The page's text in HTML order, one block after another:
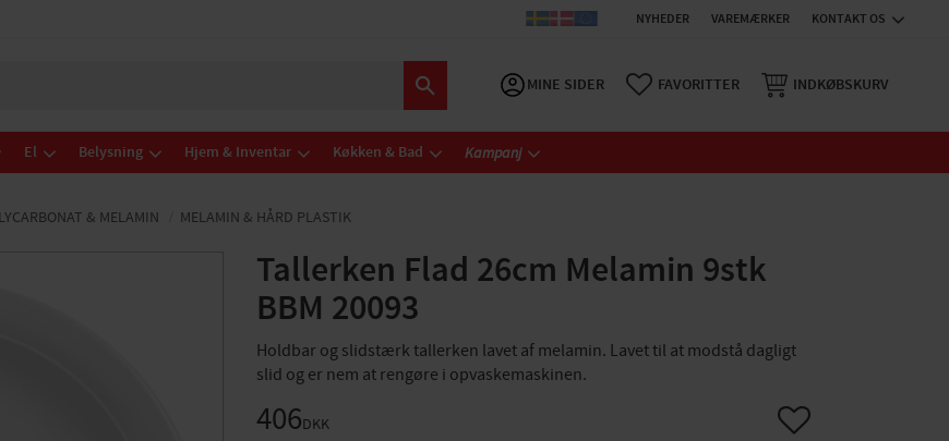
NYHEDER VAREMÆRKER KONTAKT OS
MINE SIDER FAVORITTER INDKØBSKURV
El Belysning Hjem & Inventar Køkken & Bad Kampanj
& MELAMIN MELAMIN & HÅRD PLASTIK
Tallerken Flad 26cm Melamin 9stk
BBM 20093
Holdbar og slidstærk tallerken lavet af melamin. Lavet til at modstå dagligt
slid og er nem at rengøre i opvaskemaskinen.
406DKK Gem som favorit